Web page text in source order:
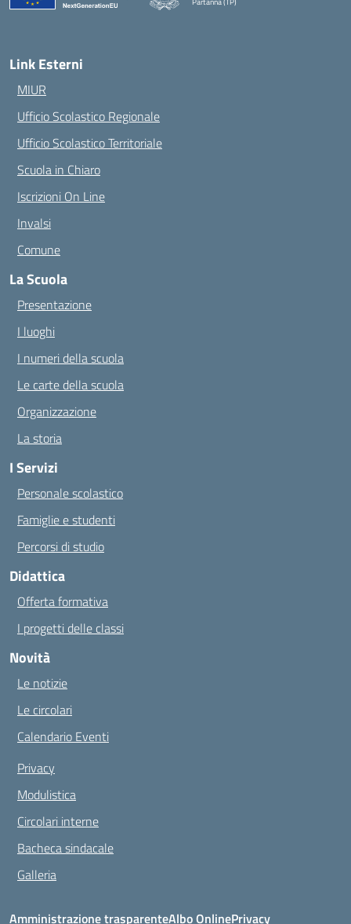
Link Esterni
MIUR
Ufficio Scolastico Regionale
Ufficio Scolastico Territoriale
Scuola in Chiaro
Iscrizioni On Line
Invalsi
Comune
La Scuola
Presentazione
I luoghi
I numeri della scuola
Le carte della scuola
Organizzazione
La storia
I Servizi
Personale scolastico
Famiglie e studenti
Percorsi di studio
Didattica
Offerta formativa
I progetti delle classi
Novità
Le notizie
Le circolari
Calendario Eventi
Privacy
Modulistica
Circolari interne
Bacheca sindacale
Galleria
Amministrazione trasparenteAlbo OnlinePrivacy